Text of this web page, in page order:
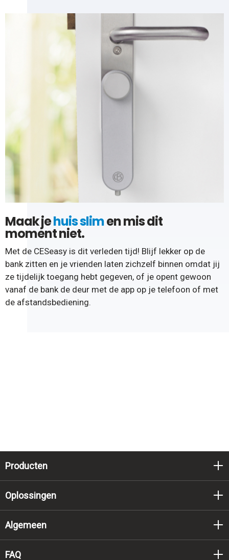
Maak jehuis slimen mis dit
moment niet.
Met de CESeasy is dit verleden tijd! Blijf lekker op de
bank zitten en je vrienden laten zichzelf binnen omdat jij
ze tijdelijk toegang hebt gegeven, of je opent gewoon
vanaf de bank de deur met de app op je telefoon of met
de afstandsbediening.
Producten
Oplossingen
Algemeen
FAQ